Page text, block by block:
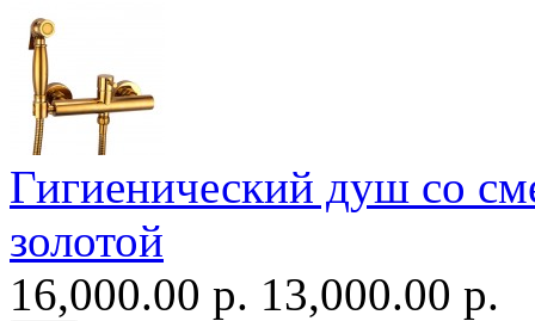
Гигиенический душ со
золотой
16,000.00 р. 13,000.00 р.